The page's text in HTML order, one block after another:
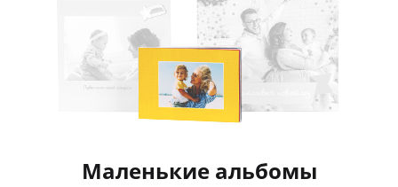
Маленькие альбомы